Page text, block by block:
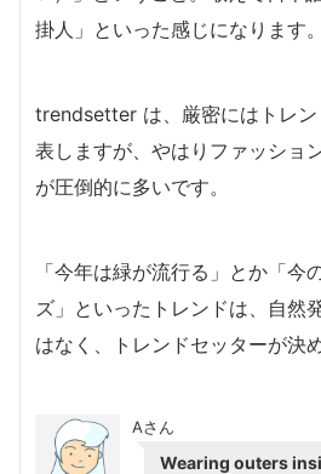
掛人」といった感じになります。
trendsetter は、厳密にはトレン
表しますが、やはりファッショ
が圧倒的に多いです。
「今年は緑が流行る」とか「今
ズ」といったトレンドは、自然
はなく、トレンドセッターが決
Aさん
Wearing outers